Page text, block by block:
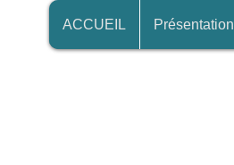
ACCUEIL Présentation